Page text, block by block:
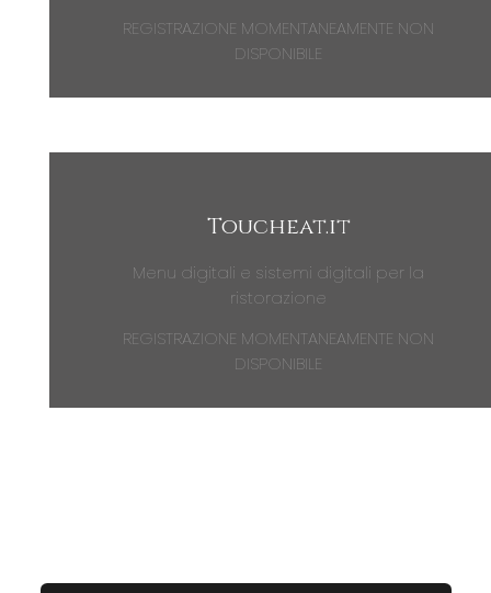
REGISTRAZIONE MOMENTANEAMENTE NON
DISPONIBILE
Toucheat.it
Menu digitali e sistemi digitali per la
ristorazione
REGISTRAZIONE MOMENTANEAMENTE NON
DISPONIBILE